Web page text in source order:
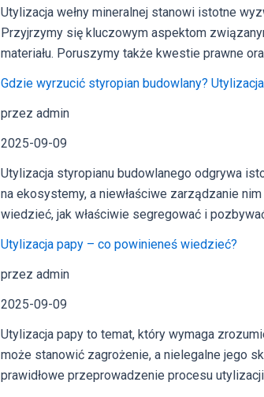
Utylizacja wełny mineralnej stanowi istotne
Przyjrzymy się kluczowym aspektom
materiału. Poruszymy także kwestie prawne
Gdzie wyrzucić styropian budowlany?
przez admin
2025-09-09
Utylizacja styropianu budowlanego odgrywa
na ekosystemy, a niewłaściwe zarządzanie
wiedzieć, jak właściwie segregować i
Utylizacja papy – co powinieneś wiedzieć?
przez admin
2025-09-09
Utylizacja papy to temat, który wymaga
może stanowić zagrożenie, a nielegalne jego
prawidłowe przeprowadzenie procesu